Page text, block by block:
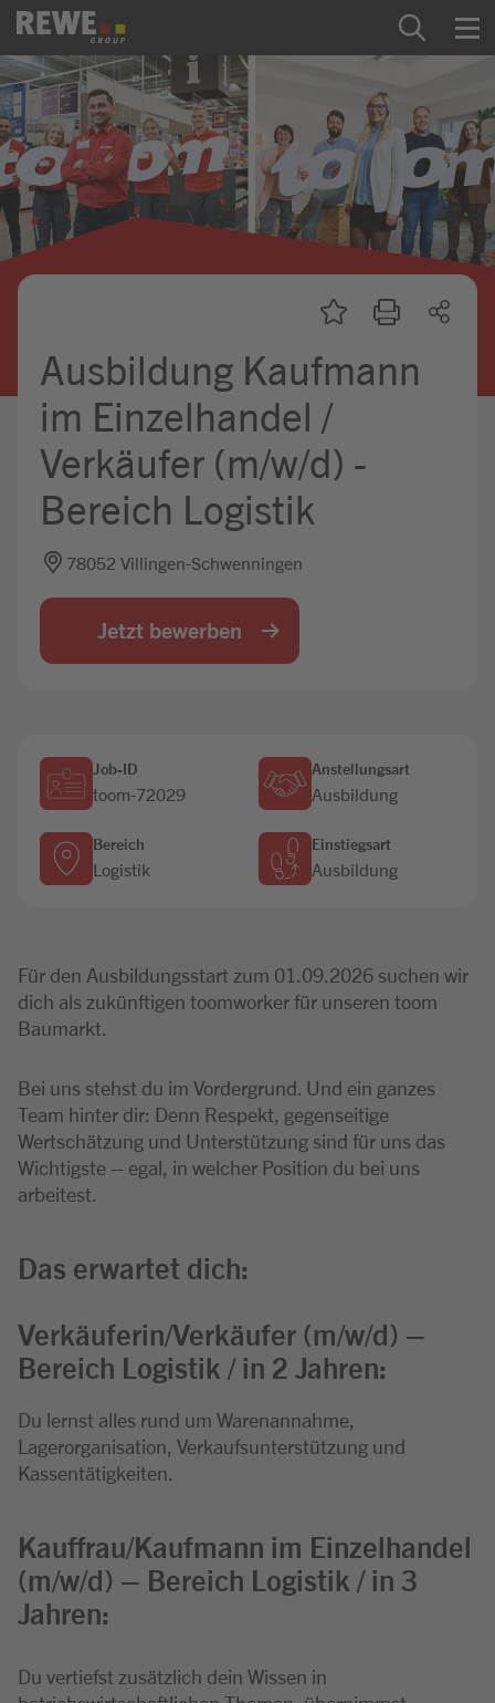
Zum Inhalt springen
Startseite
REWE Group als Arbeitgeber
Ausbildung & Studium
Praktikum & Werkstudium
Mein Kandidat:innenprofil
Jobbörse
Ausbildung Kaufmann
im Einzelhandel /
Verkäufer (m/w/d) -
Bereich Logistik
78052 Villingen-Schwenningen
Jetzt bewerben
Job-ID
toom-72029
Anstellungsart
Ausbildung
Bereich
Logistik
Einstiegsart
Ausbildung
Für den Ausbildungsstart zum 01.09.2026 suchen wir
dich als zukünftigen toomworker für unseren toom
Baumarkt.
Bei uns stehst du im Vordergrund. Und ein ganzes
Team hinter dir: Denn Respekt, gegenseitige
Wertschätzung und Unterstützung sind für uns das
Wichtigste – egal, in welcher Position du bei uns
arbeitest.
Das erwartet dich:
Verkäuferin/Verkäufer (m/w/d) –
Bereich Logistik / in 2 Jahren:
Du lernst alles rund um Warenannahme,
Lagerorganisation, Verkaufsunterstützung und
Kassentätigkeiten.
Kauffrau/Kaufmann im Einzelhandel
(m/w/d) – Bereich Logistik / in 3
Jahren:
Du vertiefst zusätzlich dein Wissen in